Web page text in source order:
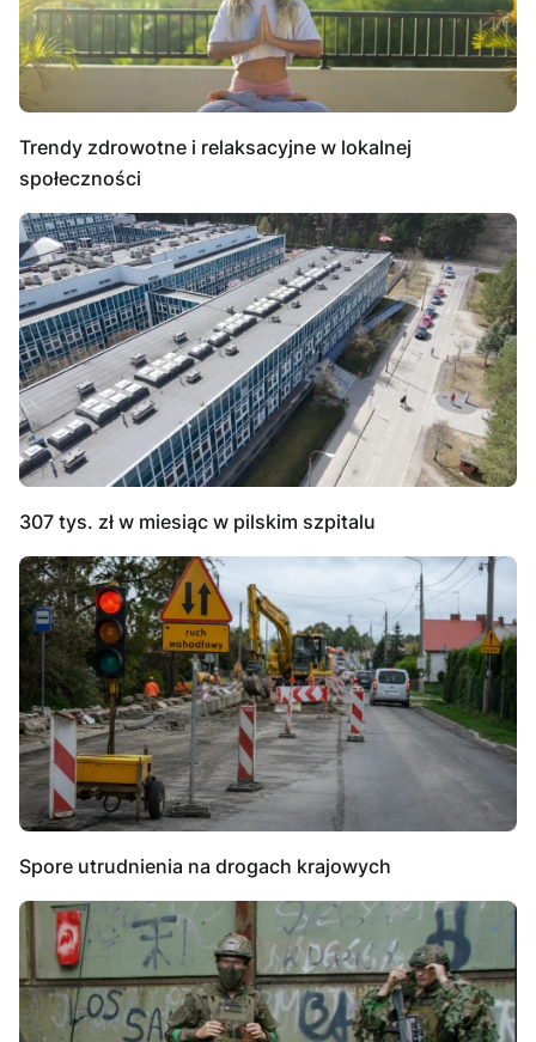
Trendy zdrowotne i relaksacyjne w lokalnej
społeczności
307 tys. zł w miesiąc w pilskim szpitalu
Spore utrudnienia na drogach krajowych